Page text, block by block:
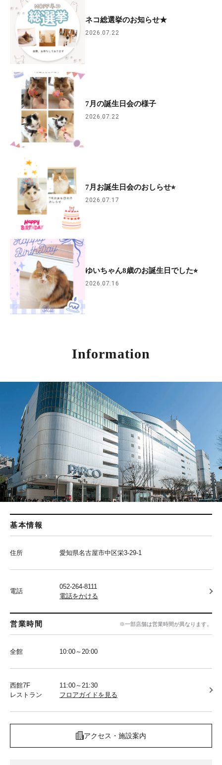
ネコ総選挙のお知らせ★
2026.07.22
7月の誕生日会の様子
2026.07.22
7月お誕生日会のおしらせ⭐︎
2026.07.17
ゆいちゃん8歳のお誕生日でした⭐︎
2026.07.16
Information
基本情報
住所 愛知県名古屋市中区栄3-29-1
電話
052-264-8111
電話をかける
営業時間 ※一部店舗は営業時間が異なります。
全館 10:00～20:00
西館7F
レストラン
11:00～21:30
フロアガイドを見る
アクセス・施設案内